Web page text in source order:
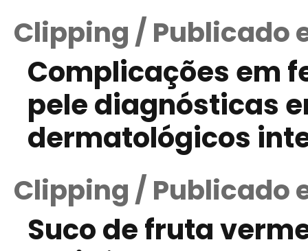
Clipping / Publicado
Complicações em
pele diagnósticas
dermatológicos
Clipping / Publicado
Suco de fruta